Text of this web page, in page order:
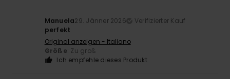
Manuela29. Jänner 2026
Verifizierter Kauf
perfekt
Original anzeigen - Italiano
Größe: Zu groß
Ich empfehle dieses Produkt